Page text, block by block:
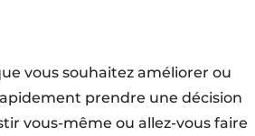
vous souhaitez améliorer ou
prendre une décision
vous-même ou allez-vous faire